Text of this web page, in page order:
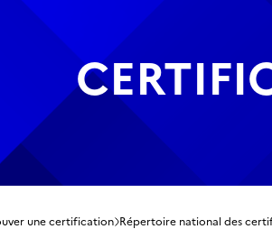
une certification Répertoire national des